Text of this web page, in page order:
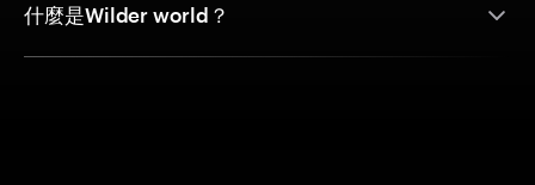
什麼是Wilder world？